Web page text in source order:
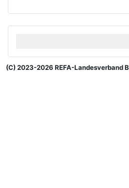
(C) 2023-2026 REFA-Landesverband